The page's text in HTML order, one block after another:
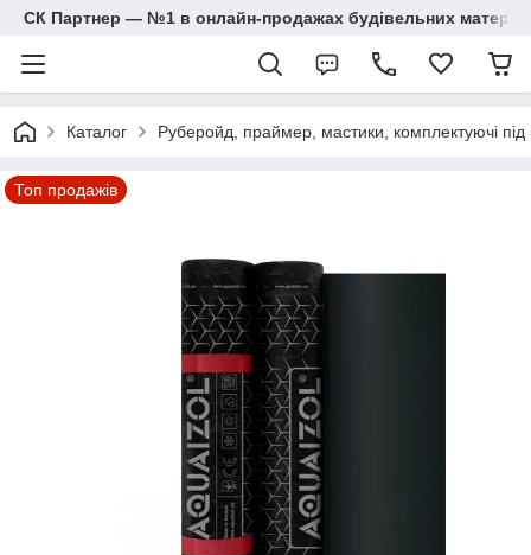
СК Партнер — №1 в онлайн-продажах будівельних
Каталог Руберойд, праймер, мастики, комплектуючі під
Топ продажів